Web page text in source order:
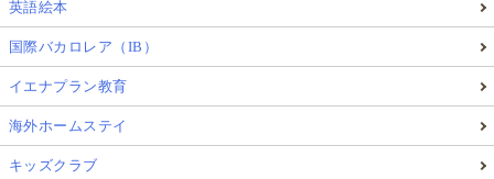
英語絵本
国際バカロレア（IB）
イエナプラン教育
海外ホームステイ
キッズクラブ